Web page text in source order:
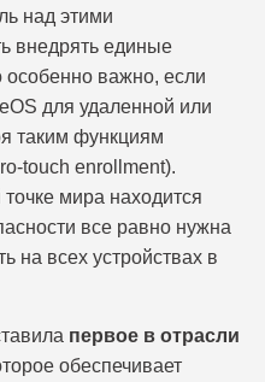
над этими
внедрять единые
особенно важно, если
для удаленной или
таким функциям
touch enrollment).
мира находится
все равно нужна
на всех устройствах в
первое в отрасли
обеспечивает